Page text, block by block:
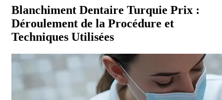
Blanchiment Dentaire Turquie Prix :
Déroulement de la Procédure et
Techniques Utilisées